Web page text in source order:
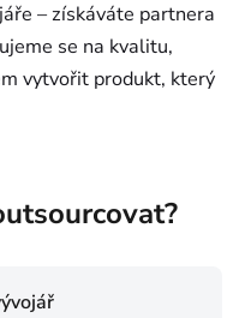
– získáváte partnera
se na kvalitu,
vytvořit produkt, který